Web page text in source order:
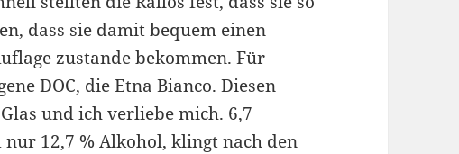
dass sie damit bequem einen
zustande bekommen. Für
DOC, die Etna Bianco. Diesen
und ich verliebe mich. 6,7
12,7 % Alkohol, klingt nach den